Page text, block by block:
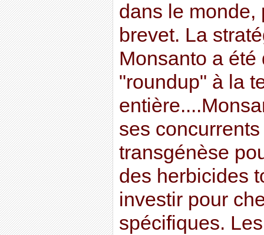
dans le monde,
brevet. La
Monsanto a été
"roundup" à la
ses
transgénèse
des herbicides
investir pour
spécifiques.